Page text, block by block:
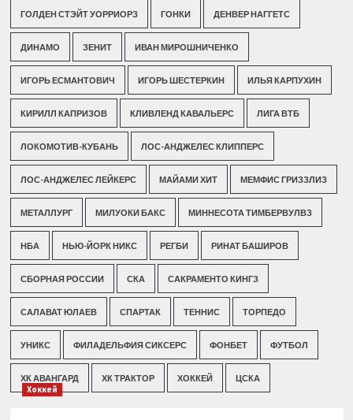
ГОЛДЕН СТЭЙТ УОРРИОРЗ ГОНКИ ДЕНВЕР НАГГЕТС
ДИНАМО ЗЕНИТ ИВАН МИРОШНИЧЕНКО
ИГОРЬ ЕСМАНТОВИЧ ИГОРЬ ШЕСТЕРКИН ИЛЬЯ КАРПУХИН
КИРИЛЛ КАПРИЗОВ КЛИВЛЕНД КАВАЛЬЕРС ЛИГА ВТБ
ЛОКОМОТИВ-КУБАНЬ ЛОС-АНДЖЕЛЕС КЛИППЕРС
ЛОС-АНДЖЕЛЕС ЛЕЙКЕРС МАЙАМИ ХИТ МЕМФИС ГРИЗЗЛИЗ
МЕТАЛЛУРГ МИЛУОКИ БАКС МИННЕСОТА ТИМБЕРВУЛВЗ
НБА НЬЮ-ЙОРК НИКС РЕГБИ РИНАТ БАШИРОВ
СБОРНАЯ РОССИИ СКА САКРАМЕНТО КИНГЗ
САЛАВАТ ЮЛАЕВ СПАРТАК ТЕННИС ТОРПЕДО
УНИКС ФИЛАДЕЛЬФИЯ СИКСЕРС ФОНБЕТ ФУТБОЛ
ХК АВАНГАРД ХК ТРАКТОР ХОККЕЙ ЦСКА
Хоккей